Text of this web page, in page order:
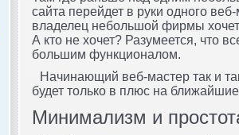
сайта перейдет в руки одного
владелец небольшой фирмы
А кто не хочет? Разумеется, что
большим функционалом.
Начинающий веб-мастер так и
будет только в плюс на
Минимализм и